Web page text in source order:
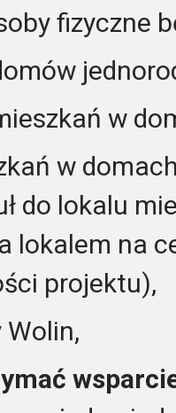
fizyczne
w
w
do lokalu
lokalem na
projektu),